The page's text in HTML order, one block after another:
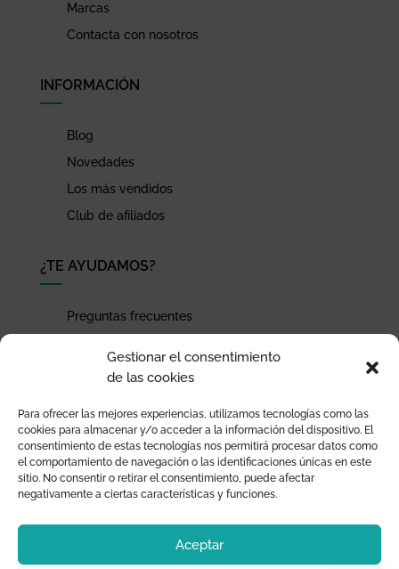
Gestionar el consentimiento
de las cookies
Para ofrecer las mejores experiencias, utilizamos tecnologías como las
cookies para almacenar y/o acceder a la información del dispositivo. El
consentimiento de estas tecnologías nos permitirá procesar datos como
el comportamiento de navegación o las identificaciones únicas en este
sitio. No consentir o retirar el consentimiento, puede afectar
negativamente a ciertas características y funciones.
Aceptar
Marcas
Contacta con nosotros
INFORMACIÓN
Blog
Novedades
Los más vendidos
Club de afiliados
¿TE AYUDAMOS?
Preguntas frecuentes
Pago seguro
Devoluciones y garantía